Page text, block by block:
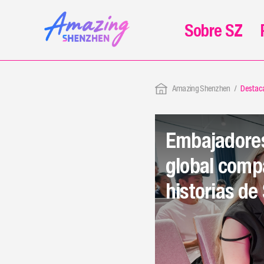
Amazing Shenzhen
global
historias
Sobre SZ